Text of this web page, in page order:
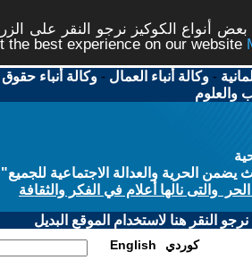
أنواع الكوكيز نرجو النقر على
best experience on our website
-وكالة أنباء العمال -وكالة أنباء
والعلوم
الحرية والعدالة الاجتماعية للجميع"
والتى نالها أعلام في الفكر والثقافة
النقر هنا لاستخدام الموقع البديل
English كوردي